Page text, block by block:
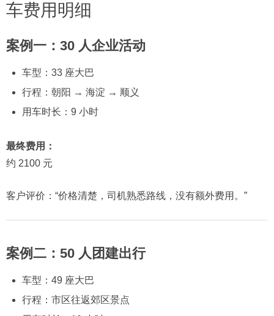
车费用明细
案例一：30 人企业活动
车型：33 座大巴
行程：朝阳 → 海淀 → 顺义
用车时长：9 小时
最终费用：
约 2100 元
客户评价：“价格清楚，司机熟悉路线，没有额外费用。”
案例二：50 人团建出行
车型：49 座大巴
行程：市区往返郊区景点